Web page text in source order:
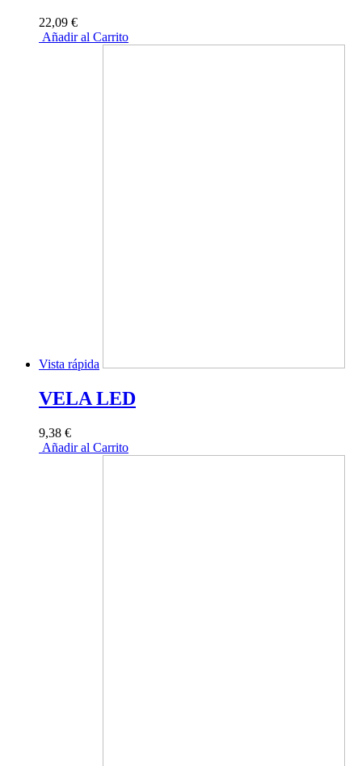
22,09 €
Añadir al Carrito
Vista rápida
VELA LED
9,38 €
Añadir al Carrito